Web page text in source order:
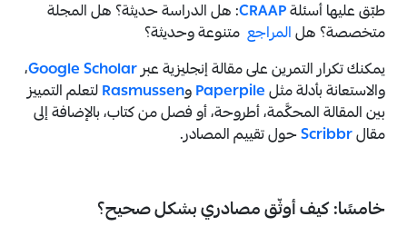
طبّق عليها أسئلةCRAAP: هل الدراسة حديثة؟ هل المجلة
متخصصة؟ هلالمراجع متنوعة وحديثة؟
يمكنك تكرار التمرين على مقالة إنجليزية عبرGoogle Scholar،
والاستعانة بأدلة مثلPaperpileوRasmussenلتعلم التمييز
بين المقالة المحكَّمة، أطروحة، أو فصل من كتاب، بالإضافة إلى
مقالScribbrحول تقييم المصادر.
خامسًا: كيف أوثّق مصادري بشكل صحيح؟